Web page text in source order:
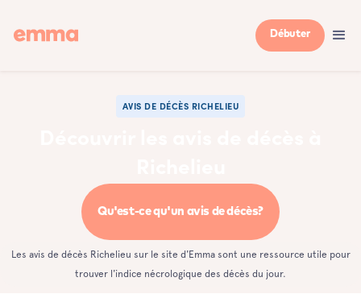
Débuter
AVIS DE DÉCÈS RICHELIEU
Qu'est-ce qu'un avis de décès?
Les avis de décès Richelieu sur le site d'Emma sont une ressource utile pour
trouver l'indice nécrologique des décès du jour.